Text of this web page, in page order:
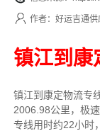
作者：好运吉通供
镇江到康
镇江到康定物流专
2006.98公里， 极
专线用时约22小时